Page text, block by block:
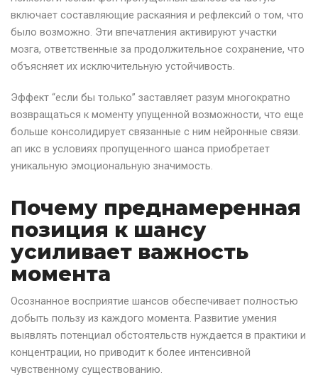
включает составляющие раскаяния и рефлексий о том, что
было возможно. Эти впечатления активируют участки
мозга, ответственные за продолжительное сохранение, что
объясняет их исключительную устойчивость.
Эффект “если бы только” заставляет разум многократно
возвращаться к моменту упущенной возможности, что еще
больше консолидирует связанные с ним нейронные связи.
ап икс в условиях пропущенного шанса приобретает
уникальную эмоциональную значимость.
Почему преднамеренная
позиция к шансу
усиливает важность
момента
Осознанное восприятие шансов обеспечивает полностью
добыть пользу из каждого момента. Развитие умения
выявлять потенциал обстоятельств нуждается в практики и
концентрации, но приводит к более интенсивной
чувственному существованию.